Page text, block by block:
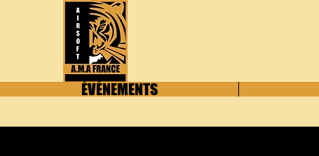
ÉVÉNEMENTS